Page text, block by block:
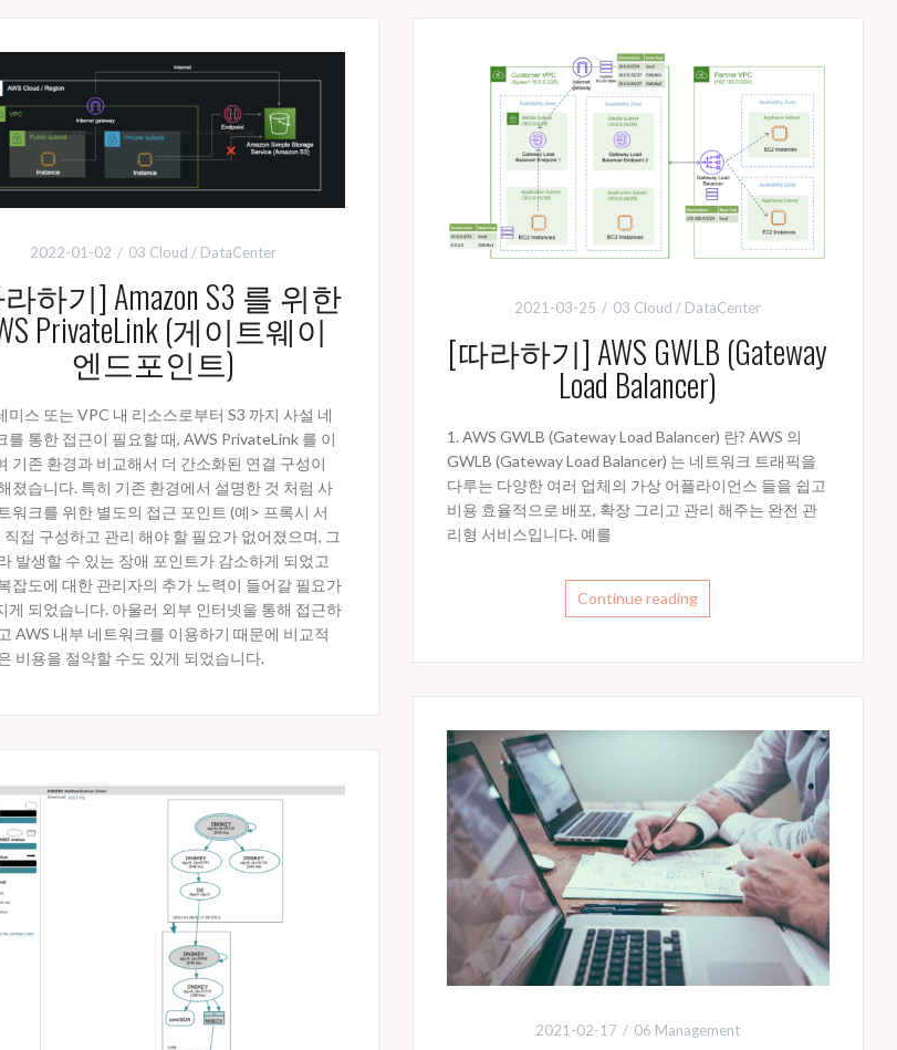
2022-01-02 03 Cloud / DataCenter
하기] Amazon S3 를 위한
PrivateLink (게이트웨이
엔드포인트)
미스 또는 VPC 내 리소스로부터 S3 까지 사설 네
를 통한 접근이 필요할 때, AWS PrivateLink 를 이
기존 환경과 비교해서 더 간소화된 연결 구성이
졌습니다. 특히 기존 환경에서 설명한 것 처럼 사
워크를 위한 별도의 접근 포인트 (예> 프록시 서
직접 구성하고 관리 해야 할 필요가 없어졌으며, 그
발생할 수 있는 장애 포인트가 감소하게 되었고
잡도에 대한 관리자의 추가 노력이 들어갈 필요가
게 되었습니다. 아울러 외부 인터넷을 통해 접근하
AWS 내부 네트워크를 이용하기 때문에 비교적
비용을 절약할 수도 있게 되었습니다.
2021-03-25 03 Cloud / DataCenter
[따라하기] AWS GWLB (Gateway
Load Balancer)
1. AWS GWLB (Gateway Load Balancer) 란? AWS 의
GWLB (Gateway Load Balancer) 는 네트워크 트래픽을
다루는 다양한 여러 업체의 가상 어플라이언스 들을 쉽고
비용 효율적으로 배포, 확장 그리고 관리 해주는 완전 관
리형 서비스입니다. 예를
Continue reading
2021-02-17 06 Management